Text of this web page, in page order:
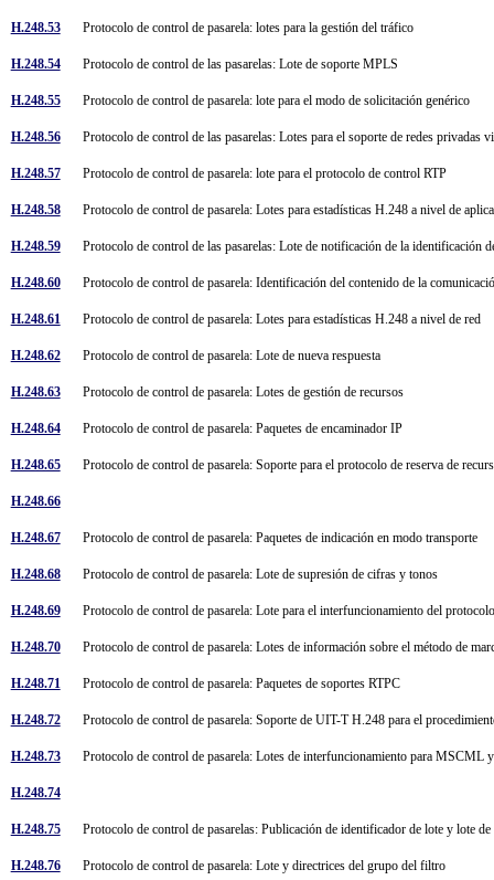
H.248.53 Protocolo de control de pasarela: lotes para la gestión del tráfico
H.248.54 Protocolo de control de las pasarelas: Lote de soporte MPLS
H.248.55 Protocolo de control de pasarela: lote para el modo de solicitación genérico
H.248.56 Protocolo de control de las pasarelas: Lotes para el soporte de redes privadas
H.248.57 Protocolo de control de pasarela: lote para el protocolo de control RTP
H.248.58 Protocolo de control de pasarela: Lotes para estadísticas H.248 a nivel de
H.248.59 Protocolo de control de las pasarelas: Lote de notificación de la identificación
H.248.60 Protocolo de control de pasarela: Identificación del contenido de la
H.248.61 Protocolo de control de pasarela: Lotes para estadísticas H.248 a nivel de red
H.248.62 Protocolo de control de pasarela: Lote de nueva respuesta
H.248.63 Protocolo de control de pasarela: Lotes de gestión de recursos
H.248.64 Protocolo de control de pasarela: Paquetes de encaminador IP
H.248.65 Protocolo de control de pasarela: Soporte para el protocolo de reserva de
H.248.66
H.248.67 Protocolo de control de pasarela: Paquetes de indicación en modo transporte
H.248.68 Protocolo de control de pasarela: Lote de supresión de cifras y tonos
H.248.69 Protocolo de control de pasarela: Lote para el interfuncionamiento del
H.248.70 Protocolo de control de pasarela: Lotes de información sobre el método de
H.248.71 Protocolo de control de pasarela: Paquetes de soportes RTPC
H.248.72 Protocolo de control de pasarela: Soporte de UIT-T H.248 para el
H.248.73 Protocolo de control de pasarela: Lotes de interfuncionamiento para
H.248.74
H.248.75 Protocolo de control de pasarelas: Publicación de identificador de lote y lote
H.248.76 Protocolo de control de pasarela: Lote y directrices del grupo del filtro